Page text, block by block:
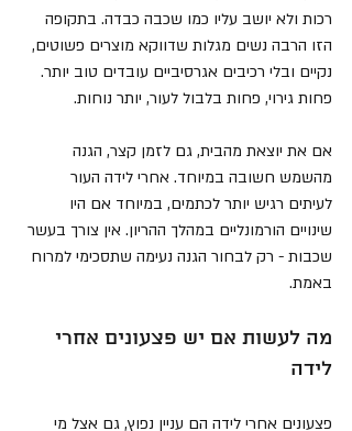
רכות ולא יושב עליו כמו שכבה כבדה. בתקופה
הזו הרבה נשים מגלות שדווקא מוצרים פשוטים,
נקיים ובלי רכיבים אגרסיביים עובדים טוב יותר.
פחות גירוי, פחות בלבול לעור, יותר נוחות.
אם את יוצאת מהבית, גם לזמן קצר, הגנה
מהשמש חשובה במיוחד. אחרי לידה העור
לעיתים רגיש יותר לכתמים, במיוחד אם היו
שינויים הורמונליים במהלך ההריון. אין צורך בעשר
שכבות - רק לבחור הגנה נעימה שתסכימי למרוח
באמת.
מה לעשות אם יש פצעונים אחרי
לידה
פצעונים אחרי לידה הם עניין נפוץ, גם אצל מי